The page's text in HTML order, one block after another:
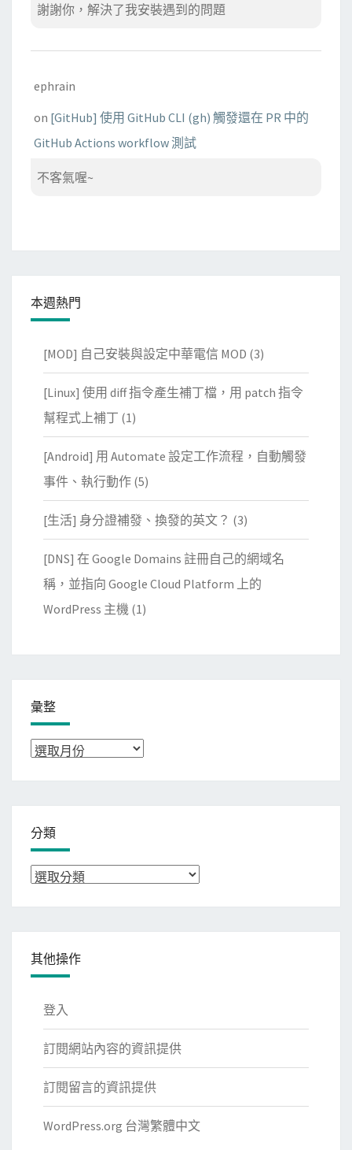
謝謝你，解決了我安裝遇到的問題
ephrain
on [GitHub] 使用 GitHub CLI (gh) 觸發還在 PR 中的
GitHub Actions workflow 測試
不客氣喔~
本週熱門
[MOD] 自己安裝與設定中華電信 MOD (3)
[Linux] 使用 diff 指令產生補丁檔，用 patch 指令
幫程式上補丁 (1)
[Android] 用 Automate 設定工作流程，自動觸發
事件、執行動作 (5)
[生活] 身分證補發、換發的英文？ (3)
[DNS] 在 Google Domains 註冊自己的網域名
稱，並指向 Google Cloud Platform 上的
WordPress 主機 (1)
彙整
彙
分類
分
其他操作
登入
訂閱網站內容的資訊提供
訂閱留言的資訊提供
WordPress.org 台灣繁體中文